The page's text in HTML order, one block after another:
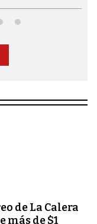
de La Calera
de $1